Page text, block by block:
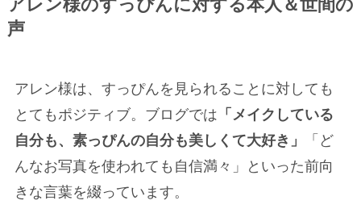
アレン様のすっぴんに対する本人＆世間の
声
アレン様は、すっぴんを見られることに対しても
とてもポジティブ。ブログでは 「メイクしている
自分も、素っぴんの自分も美しくて大好き」
「ど
んなお写真を使われても自信満々」といった前向
きな言葉を綴っています。